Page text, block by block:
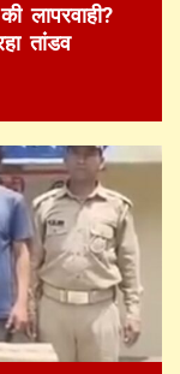
लापरवाही?
तांडव